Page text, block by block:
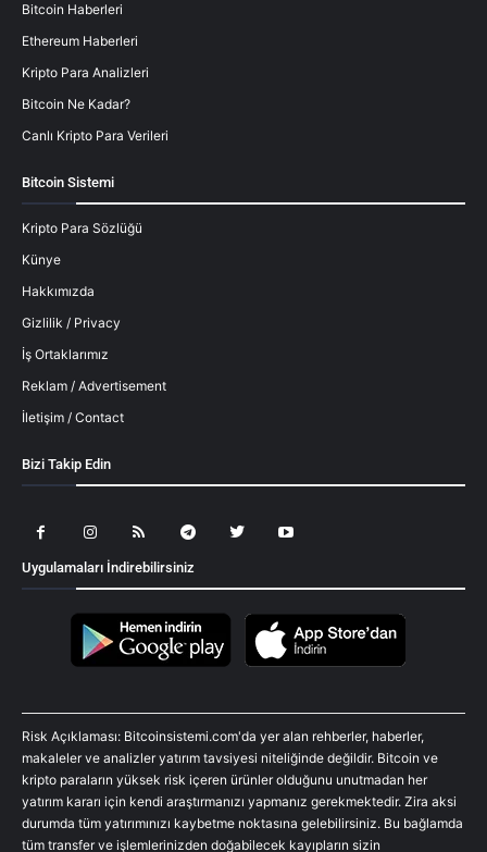
Bitcoin Haberleri
Ethereum Haberleri
Kripto Para Analizleri
Bitcoin Ne Kadar?
Canlı Kripto Para Verileri
Bitcoin Sistemi
Kripto Para Sözlüğü
Künye
Hakkımızda
Gizlilik / Privacy
İş Ortaklarımız
Reklam / Advertisement
İletişim / Contact
Bizi Takip Edin
Uygulamaları İndirebilirsiniz
Risk Açıklaması: Bitcoinsistemi.com'da yer alan rehberler, haberler,
makaleler ve analizler yatırım tavsiyesi niteliğinde değildir. Bitcoin ve
kripto paraların yüksek risk içeren ürünler olduğunu unutmadan her
yatırım kararı için kendi araştırmanızı yapmanız gerekmektedir. Zira aksi
durumda tüm yatırımınızı kaybetme noktasına gelebilirsiniz. Bu bağlamda
tüm transfer ve işlemlerinizden doğabilecek kayıpların sizin